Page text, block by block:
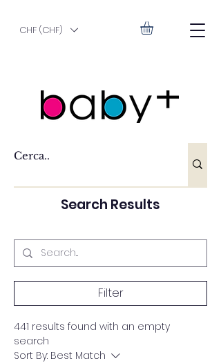
CHF (CHF)
Search Results
Filter
441 results found with an empty
search
Sort By: Best Match